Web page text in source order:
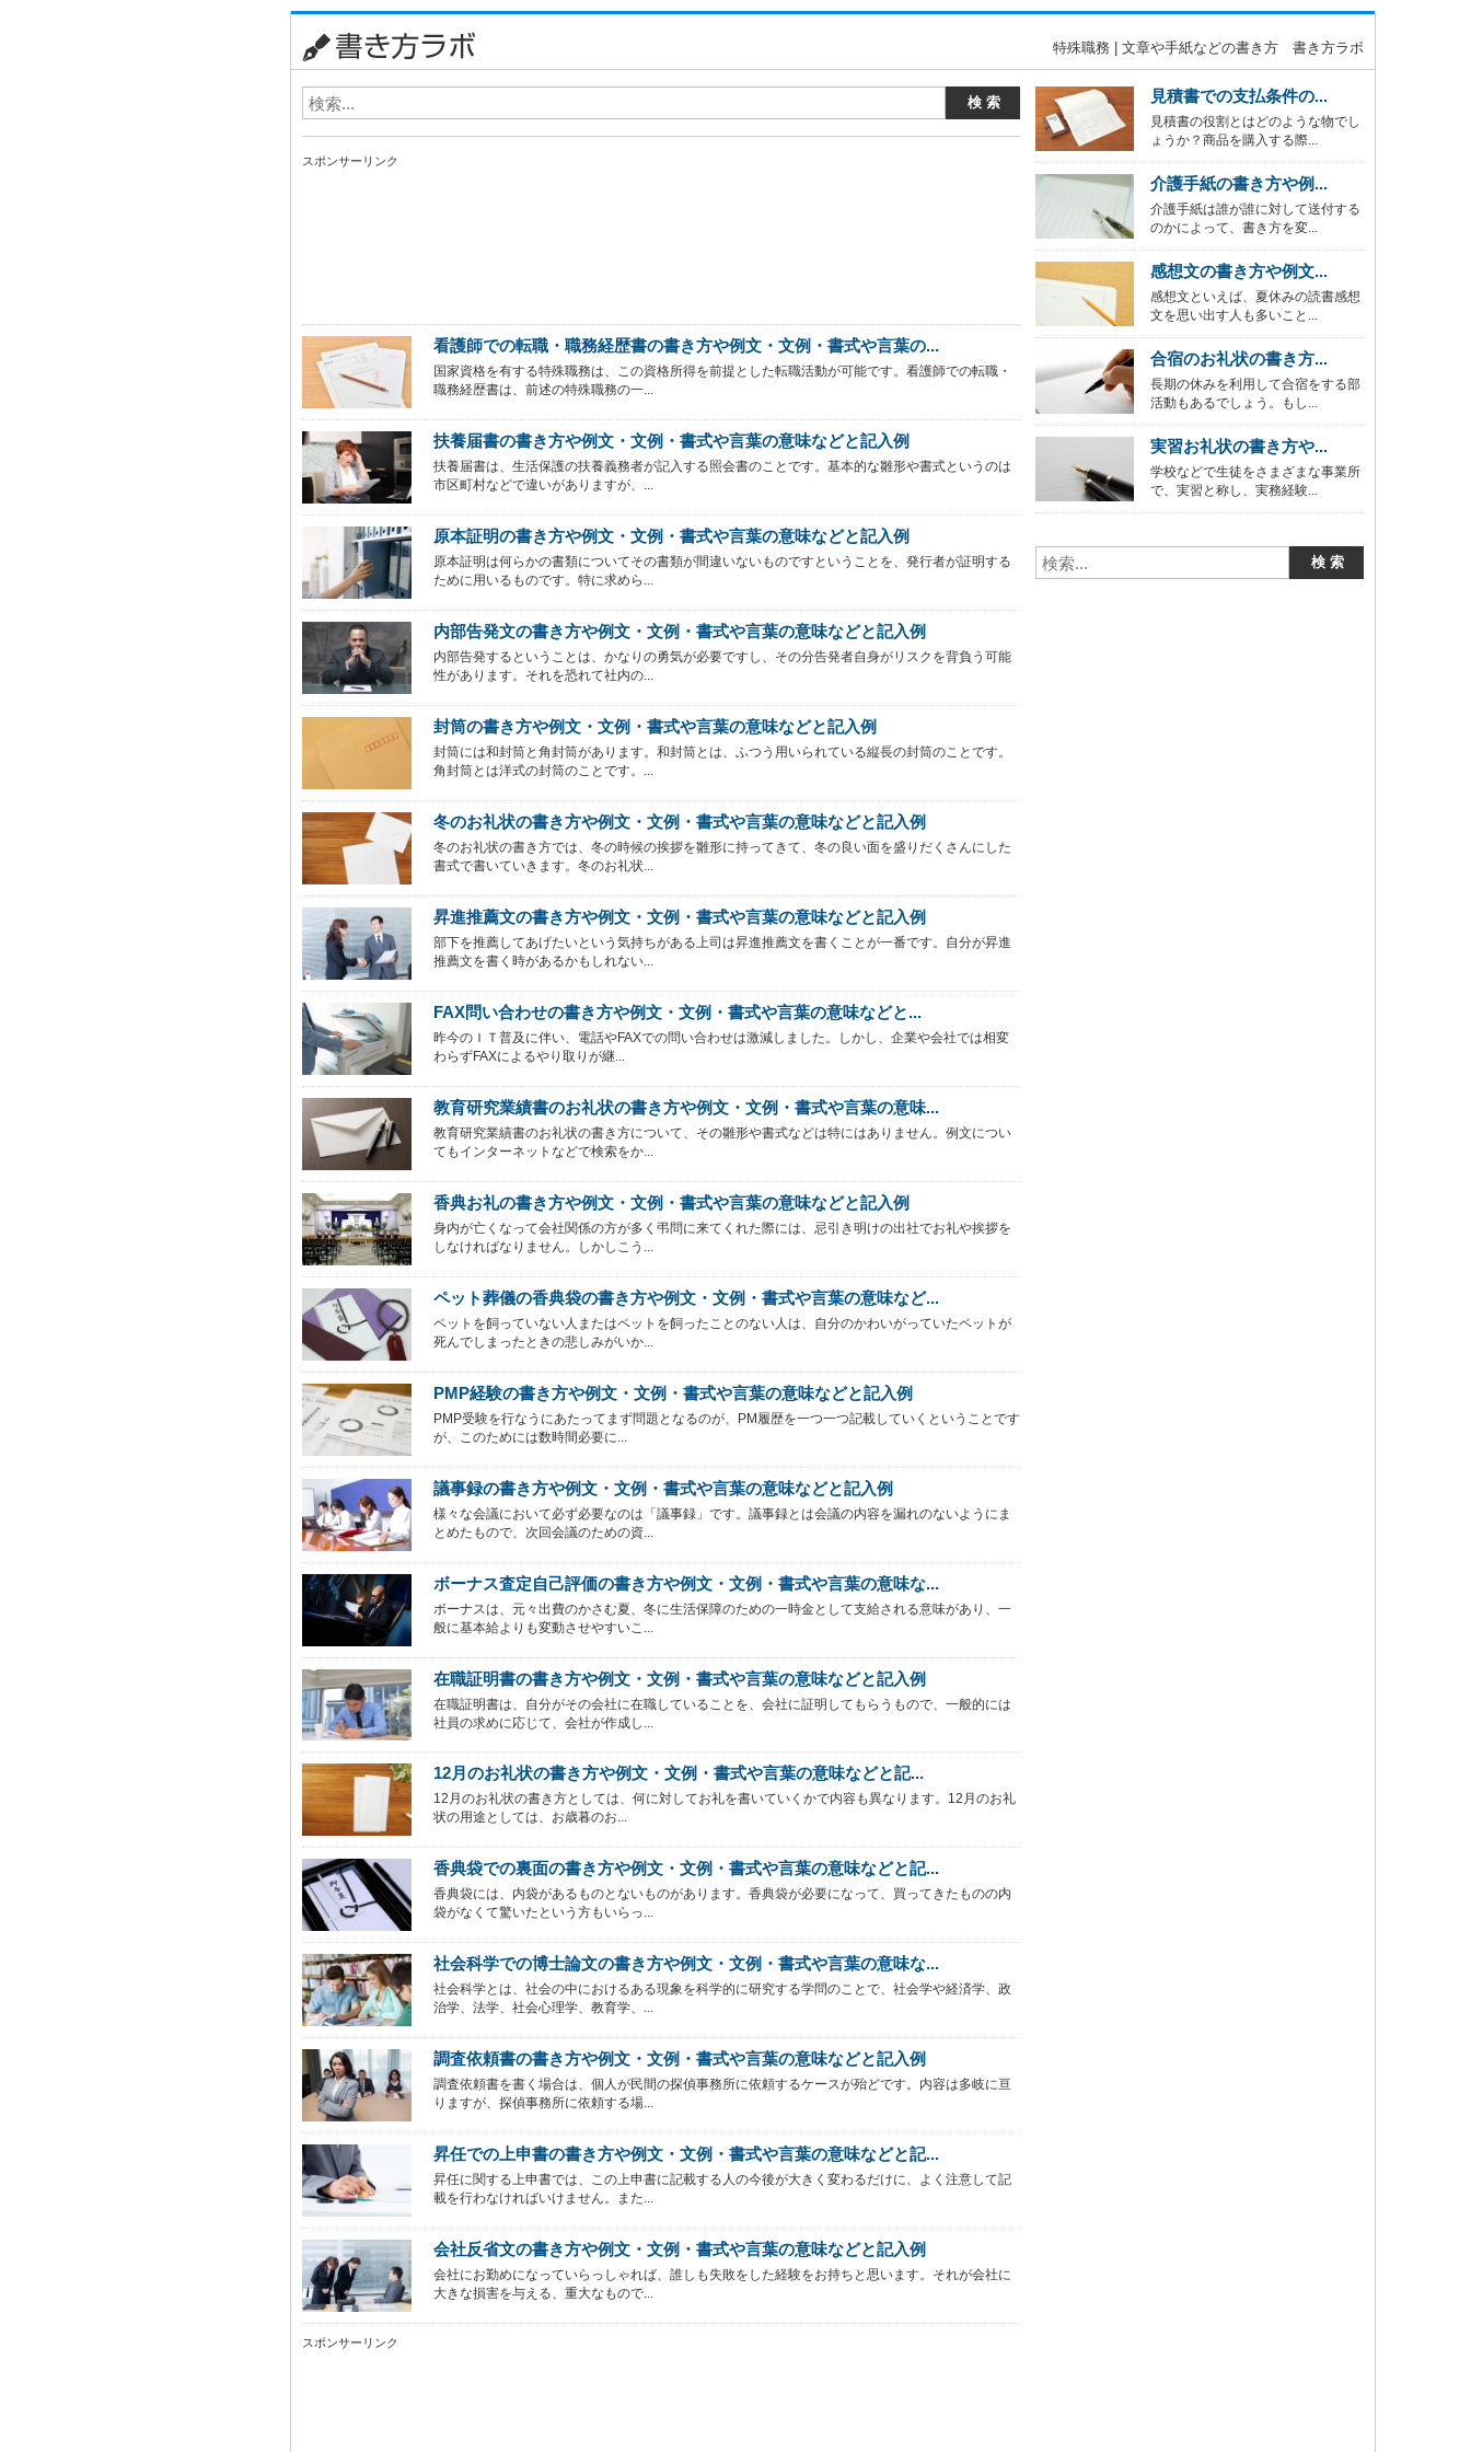
特殊職務 | 文章や手紙などの書き方 書き方ラボ
スポンサーリンク
看護師での転職・職務経歴書の書き方や例文・文例・書式や言葉の...
国家資格を有する特殊職務は、この資格所得を前提とした転職活動が可能です。看護師での転職・
職務経歴書は、前述の特殊職務の一...
扶養届書の書き方や例文・文例・書式や言葉の意味などと記入例
扶養届書は、生活保護の扶養義務者が記入する照会書のことです。基本的な雛形や書式というのは
市区町村などで違いがありますが、...
原本証明の書き方や例文・文例・書式や言葉の意味などと記入例
原本証明は何らかの書類についてその書類が間違いないものですということを、発行者が証明する
ために用いるものです。特に求めら...
内部告発文の書き方や例文・文例・書式や言葉の意味などと記入例
内部告発するということは、かなりの勇気が必要ですし、その分告発者自身がリスクを背負う可能
性があります。それを恐れて社内の...
封筒の書き方や例文・文例・書式や言葉の意味などと記入例
封筒には和封筒と角封筒があります。和封筒とは、ふつう用いられている縦長の封筒のことです。
角封筒とは洋式の封筒のことです。...
冬のお礼状の書き方や例文・文例・書式や言葉の意味などと記入例
冬のお礼状の書き方では、冬の時候の挨拶を雛形に持ってきて、冬の良い面を盛りだくさんにした
書式で書いていきます。冬のお礼状...
昇進推薦文の書き方や例文・文例・書式や言葉の意味などと記入例
部下を推薦してあげたいという気持ちがある上司は昇進推薦文を書くことが一番です。自分が昇進
推薦文を書く時があるかもしれない...
FAX問い合わせの書き方や例文・文例・書式や言葉の意味などと...
昨今のＩＴ普及に伴い、電話やFAXでの問い合わせは激減しました。しかし、企業や会社では相変
わらずFAXによるやり取りが継...
教育研究業績書のお礼状の書き方や例文・文例・書式や言葉の意味...
教育研究業績書のお礼状の書き方について、その雛形や書式などは特にはありません。例文につい
てもインターネットなどで検索をか...
香典お礼の書き方や例文・文例・書式や言葉の意味などと記入例
身内が亡くなって会社関係の方が多く弔問に来てくれた際には、忌引き明けの出社でお礼や挨拶を
しなければなりません。しかしこう...
ペット葬儀の香典袋の書き方や例文・文例・書式や言葉の意味など...
ペットを飼っていない人またはペットを飼ったことのない人は、自分のかわいがっていたペットが
死んでしまったときの悲しみがいか...
PMP経験の書き方や例文・文例・書式や言葉の意味などと記入例
PMP受験を行なうにあたってまず問題となるのが、PM履歴を一つ一つ記載していくということです
が、このためには数時間必要に...
議事録の書き方や例文・文例・書式や言葉の意味などと記入例
様々な会議において必ず必要なのは「議事録」です。議事録とは会議の内容を漏れのないようにま
とめたもので、次回会議のための資...
ボーナス査定自己評価の書き方や例文・文例・書式や言葉の意味な...
ボーナスは、元々出費のかさむ夏、冬に生活保障のための一時金として支給される意味があり、一
般に基本給よりも変動させやすいこ...
在職証明書の書き方や例文・文例・書式や言葉の意味などと記入例
在職証明書は、自分がその会社に在職していることを、会社に証明してもらうもので、一般的には
社員の求めに応じて、会社が作成し...
12月のお礼状の書き方や例文・文例・書式や言葉の意味などと記...
12月のお礼状の書き方としては、何に対してお礼を書いていくかで内容も異なります。12月のお礼
状の用途としては、お歳暮のお...
香典袋での裏面の書き方や例文・文例・書式や言葉の意味などと記...
香典袋には、内袋があるものとないものがあります。香典袋が必要になって、買ってきたものの内
袋がなくて驚いたという方もいらっ...
社会科学での博士論文の書き方や例文・文例・書式や言葉の意味な...
社会科学とは、社会の中におけるある現象を科学的に研究する学問のことで、社会学や経済学、政
治学、法学、社会心理学、教育学、...
調査依頼書の書き方や例文・文例・書式や言葉の意味などと記入例
調査依頼書を書く場合は、個人が民間の探偵事務所に依頼するケースが殆どです。内容は多岐に亘
りますが、探偵事務所に依頼する場...
昇任での上申書の書き方や例文・文例・書式や言葉の意味などと記...
昇任に関する上申書では、この上申書に記載する人の今後が大きく変わるだけに、よく注意して記
載を行わなければいけません。また...
会社反省文の書き方や例文・文例・書式や言葉の意味などと記入例
会社にお勤めになっていらっしゃれば、誰しも失敗をした経験をお持ちと思います。それが会社に
大きな損害を与える、重大なもので...
スポンサーリンク
見積書での支払条件の...
見積書の役割とはどのような物でし
ょうか？商品を購入する際...
介護手紙の書き方や例...
介護手紙は誰が誰に対して送付する
のかによって、書き方を変...
感想文の書き方や例文...
感想文といえば、夏休みの読書感想
文を思い出す人も多いこと...
合宿のお礼状の書き方...
長期の休みを利用して合宿をする部
活動もあるでしょう。もし...
実習お礼状の書き方や...
学校などで生徒をさまざまな事業所
で、実習と称し、実務経験...